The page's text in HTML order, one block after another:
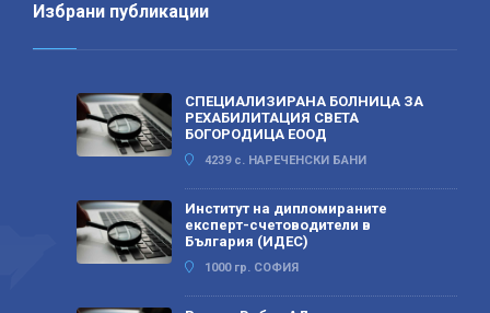
Избрани публикации
СПЕЦИАЛИЗИРАНА БОЛНИЦА ЗА
РЕХАБИЛИТАЦИЯ СВЕТА
БОГОРОДИЦА ЕООД
4239 с. НАРЕЧЕНСКИ БАНИ
Институт на дипломираните
експерт-счетоводители в
България (ИДЕС)
1000 гр. СОФИЯ